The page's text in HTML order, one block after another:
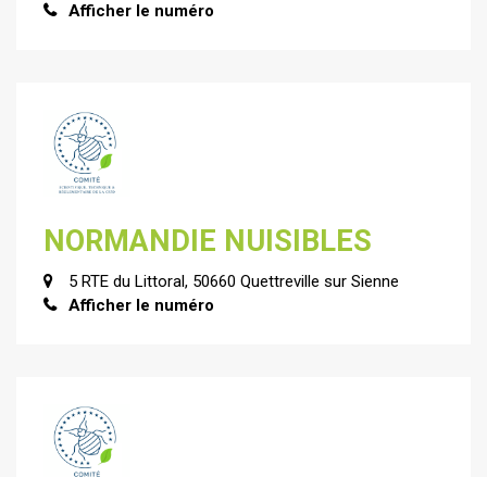
Afficher le numéro
NORMANDIE NUISIBLES
5 RTE du Littoral, 50660 Quettreville sur Sienne
Afficher le numéro